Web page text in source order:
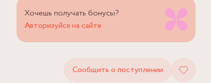
Хочешь получать бонусы?
Авторизуйся на сайте
Сообщить о поступлении